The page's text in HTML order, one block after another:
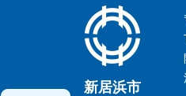
新居浜市